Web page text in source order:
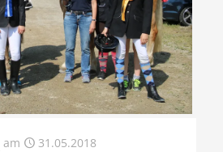
am 31.05.2018